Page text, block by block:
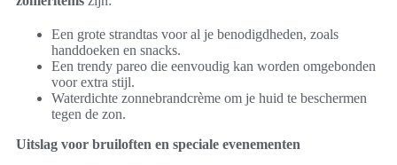
Een grote strandtas voor al je benodigdheden, zoals
handdoeken en snacks.
Een trendy pareo die eenvoudig kan worden omgebonden
voor extra stijl.
Waterdichte zonnebrandcrème om je huid te beschermen
tegen de zon.
Uitslag voor bruiloften en speciale evenementen